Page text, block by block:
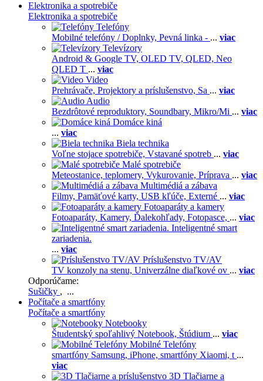
Elektronika a spotrebiče
Elektronika a spotrebiče
Telefóny
Mobilné telefóny / Doplnky, Pevná linka - ... viac
Televízory
Android & Google TV, OLED TV, QLED, Neo
QLED T ... viac
Video
Prehrávače, Projektory a príslušenstvo, Sa ... viac
Audio
Bezdrôtové reproduktory, Soundbary, Mikro/Mi ... viac
Domáce kiná
... viac
Biela technika
Voľne stojace spotrebiče, Vstavané spotreb ... viac
Malé spotrebiče
Meteostanice, teplomery, Vykurovanie, Príprava ... viac
Multimédiá a zábava
Filmy, Pamäťové karty, USB kľúče, Externé ... viac
Fotoaparáty a kamery
Fotoaparáty, Kamery, Ďalekohľady, Fotopasce, ... viac
Inteligentné smart
zariadenia.
... viac
Príslušenstvo TV/AV
TV konzoly na stenu, Univerzálne diaľkové ov ... viac
Odporúčame:
Sušičky , ...
Počítače a smartfóny
Počítače a smartfóny
Notebooky
Študentský spoľahlivý Notebook, Štúdium ... viac
Mobilné Telefóny
smartfóny Samsung, iPhone, smartfóny Xiaomi, t ...
viac
3D Tlačiarne a